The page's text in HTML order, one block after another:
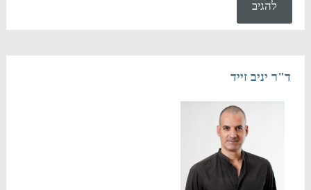
ד"ר יניב זייד